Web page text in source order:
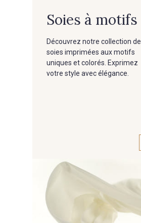
Soies à motifs
Découvrez notre collection de
soies imprimées aux motifs
uniques et colorés. Exprimez
votre style avec élégance.